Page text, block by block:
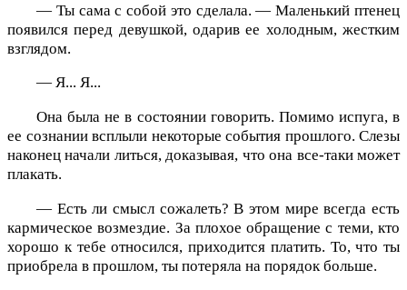
— Ты сама с собой это сделала. — Маленький птенец
появился перед девушкой, одарив ее холодным, жестким
взглядом.
— Я... Я...
Она была не в состоянии говорить. Помимо испуга, в
ее сознании всплыли некоторые события прошлого. Слезы
наконец начали литься, доказывая, что она все-таки может
плакать.
— Есть ли смысл сожалеть? В этом мире всегда есть
кармическое возмездие. За плохое обращение с теми, кто
хорошо к тебе относился, приходится платить. То, что ты
приобрела в прошлом, ты потеряла на порядок больше.